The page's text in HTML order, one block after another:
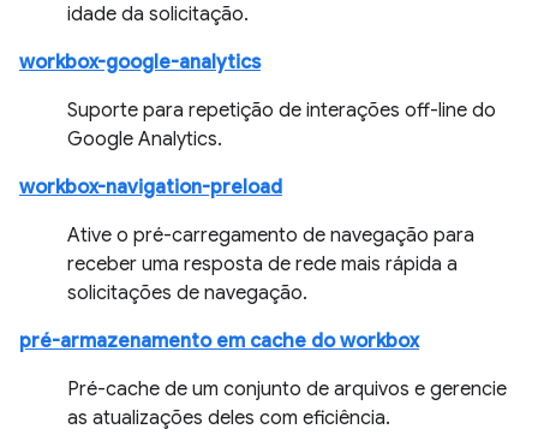
idade da solicitação.
workbox-google-analytics
Suporte para repetição de interações off-line do
Google Analytics.
workbox-navigation-preload
Ative o pré-carregamento de navegação para
receber uma resposta de rede mais rápida a
solicitações de navegação.
pré-armazenamento em cache do workbox
Pré-cache de um conjunto de arquivos e gerencie
as atualizações deles com eficiência.